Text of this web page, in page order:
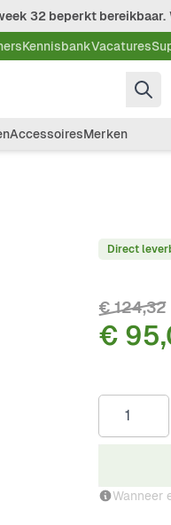
32 beperkt bereikbaar.
KennisbankVacatures
AccessoiresMerken
Direct
€ 124,32
€
Wanneer